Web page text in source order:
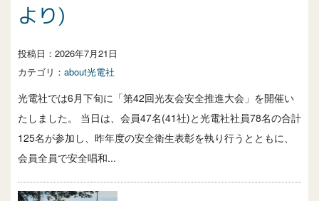
より)
投稿日： 2026年7月21日
カテゴリ： about光電社
光電社では6月下旬に「第42回光友会安全推進大会」を開催い
たしました。 当日は、会員47名(41社)と光電社社員78名の合計
125名が参加し、昨年度の安全衛生表彰を執り行うとともに、
会員全員で安全唱和...